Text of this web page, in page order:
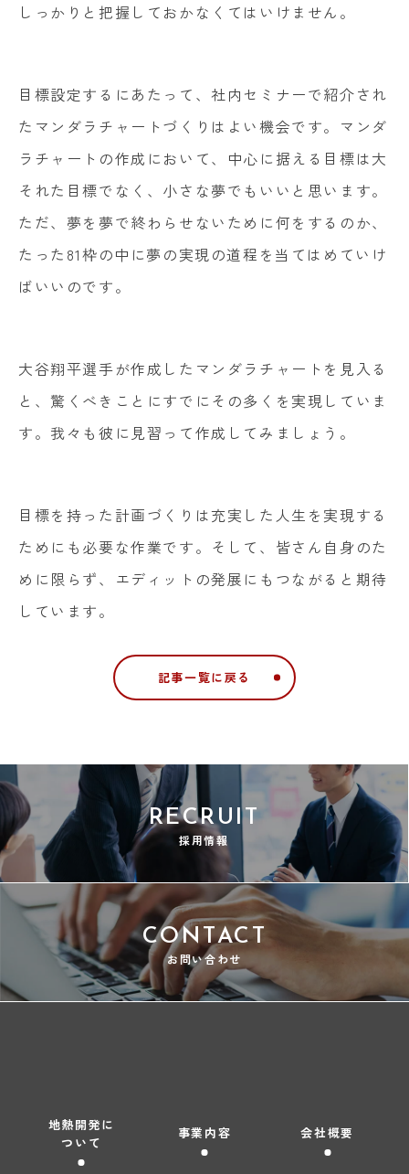
しっかりと把握しておかなくてはいけません。
目標設定するにあたって、社内セミナーで紹介され
たマンダラチャートづくりはよい機会です。マンダ
ラチャートの作成において、中心に据える目標は大
それた目標でなく、小さな夢でもいいと思います。
ただ、夢を夢で終わらせないために何をするのか、
たった81枠の中に夢の実現の道程を当てはめていけ
ばいいのです。
大谷翔平選手が作成したマンダラチャートを見入る
と、驚くべきことにすでにその多くを実現していま
す。我々も彼に見習って作成してみましょう。
目標を持った計画づくりは充実した人生を実現する
ためにも必要な作業です。そして、皆さん自身のた
めに限らず、エディットの発展にもつながると期待
しています。
記事一覧に戻る
RECRUIT
採用情報
CONTACT
お問い合わせ
地熱開発に
ついて
事業内容 会社概要